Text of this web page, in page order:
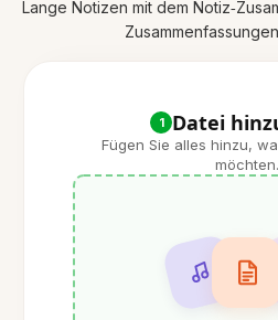
Lange Notizen mit dem
1 Datei
Fügen Sie alles hinzu,
möchten.